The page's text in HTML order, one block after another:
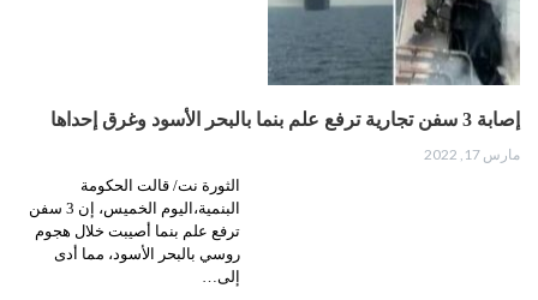
إصابة 3 سفن تجارية ترفع علم بنما بالبحر الأسود وغرق إحداها
مارس 17, 2022
الثورة نت/ قالت الحكومة
البنمية،اليوم الخميس، إن 3 سفن
ترفع علم بنما أصيبت خلال هجوم
روسي بالبحر الأسود، مما أدى
إلى…